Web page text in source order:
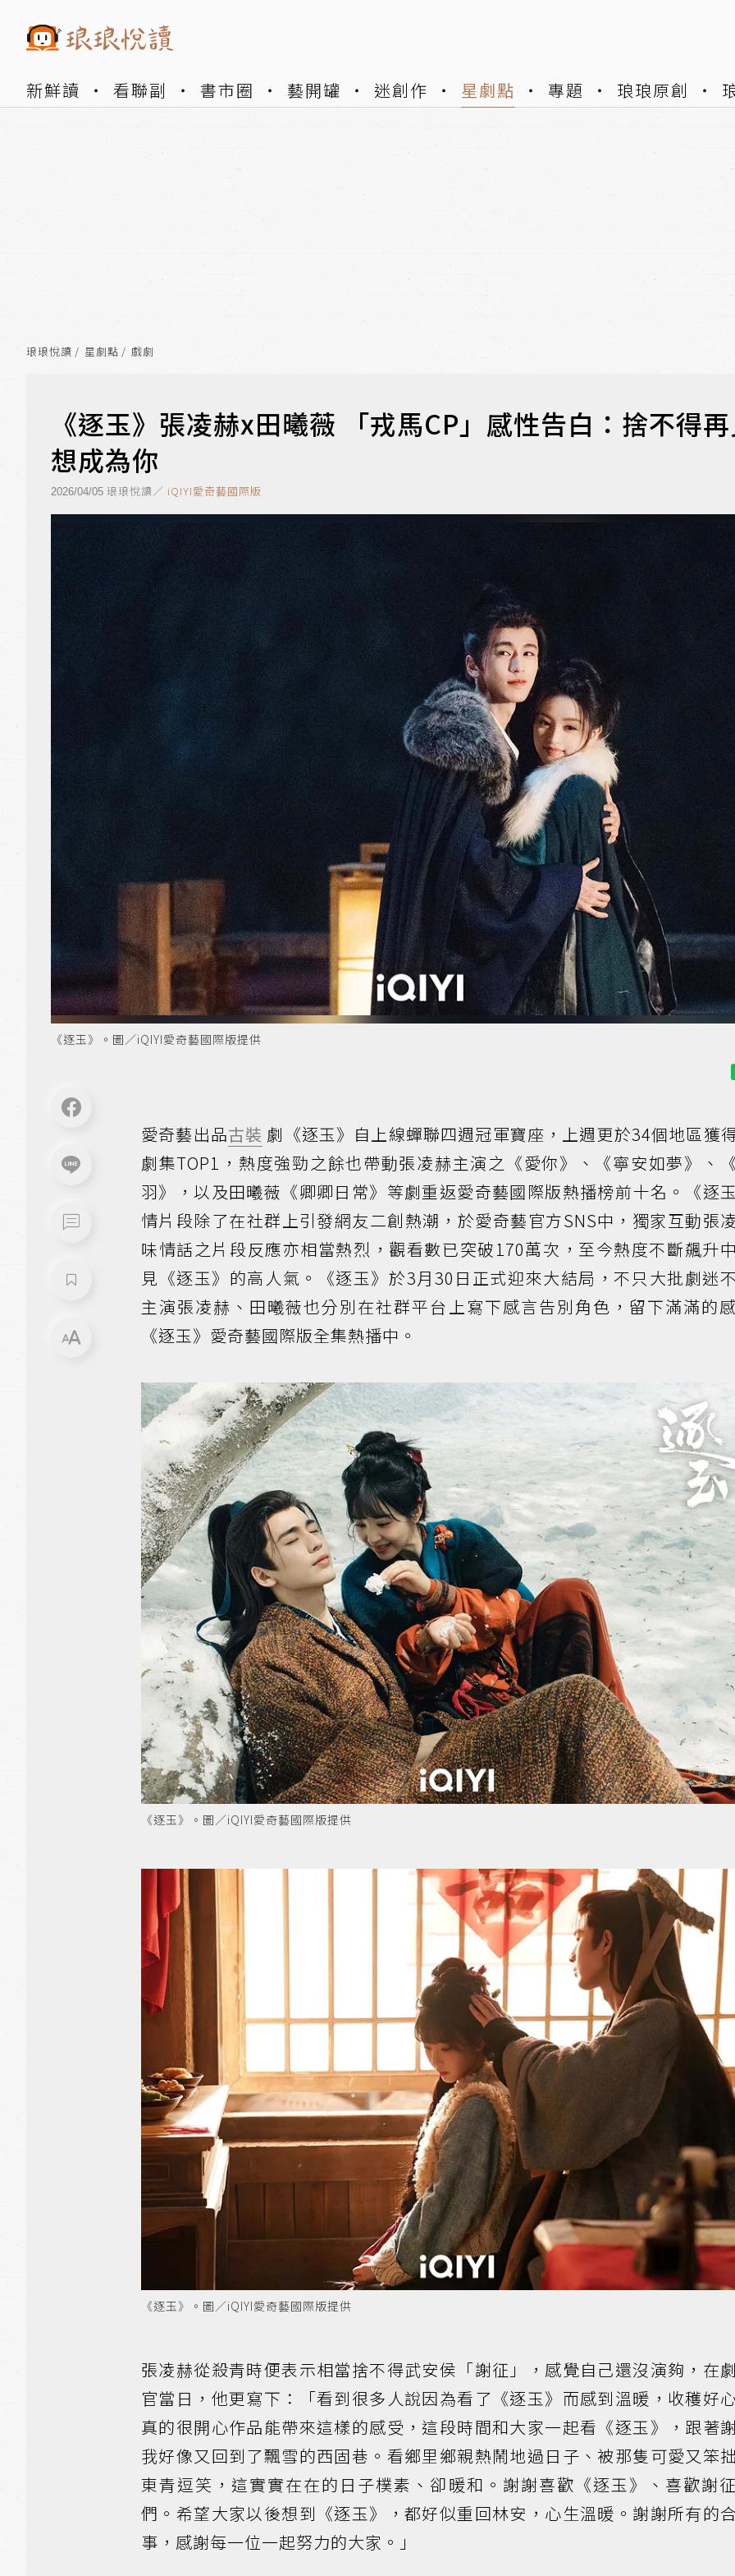
新鮮讀 看聯副 書市圈 藝開罐 迷創作 星劇點 專題 琅琅原創
琅琅悅讀 星劇點 戲劇
《逐玉》張凌赫x田曦薇 「戎馬CP」感性告白：捨不得
想成為你
2026/04/05 琅琅悅讀／ iQIYI愛奇藝國際版
《逐玉》。圖／iQIYI愛奇藝國際版提供
愛奇藝出品古裝 劇《逐玉》自上線蟬聯四週冠軍寶座，上週更於34個地區獲
劇集TOP1，熱度強勁之餘也帶動張凌赫主演之《愛你》、《寧安如夢》、
羽》，以及田曦薇《卿卿日常》等劇重返愛奇藝國際版熱播榜前十名。《逐
情片段除了在社群上引發網友二創熱潮，於愛奇藝官方SNS中，獨家互動張
味情話之片段反應亦相當熱烈，觀看數已突破170萬次，至今熱度不斷飆升
見《逐玉》的高人氣。《逐玉》於3月30日正式迎來大結局，不只大批劇迷
主演張凌赫、田曦薇也分別在社群平台上寫下感言告別角色，留下滿滿的
《逐玉》愛奇藝國際版全集熱播中。
《逐玉》。圖／iQIYI愛奇藝國際版提供
《逐玉》。圖／iQIYI愛奇藝國際版提供
張凌赫從殺青時便表示相當捨不得武安侯「謝征」，感覺自己還沒演夠，在
官當日，他更寫下：「看到很多人說因為看了《逐玉》而感到溫暖，收穫好
真的很開心作品能帶來這樣的感受，這段時間和大家一起看《逐玉》，跟著
我好像又回到了飄雪的西固巷。看鄉里鄉親熱鬧地過日子、被那隻可愛又笨
東青逗笑，這實實在在的日子樸素、卻暖和。謝謝喜歡《逐玉》、喜歡謝
們。希望大家以後想到《逐玉》，都好似重回林安，心生溫暖。謝謝所有的
事，感謝每一位一起努力的大家。」